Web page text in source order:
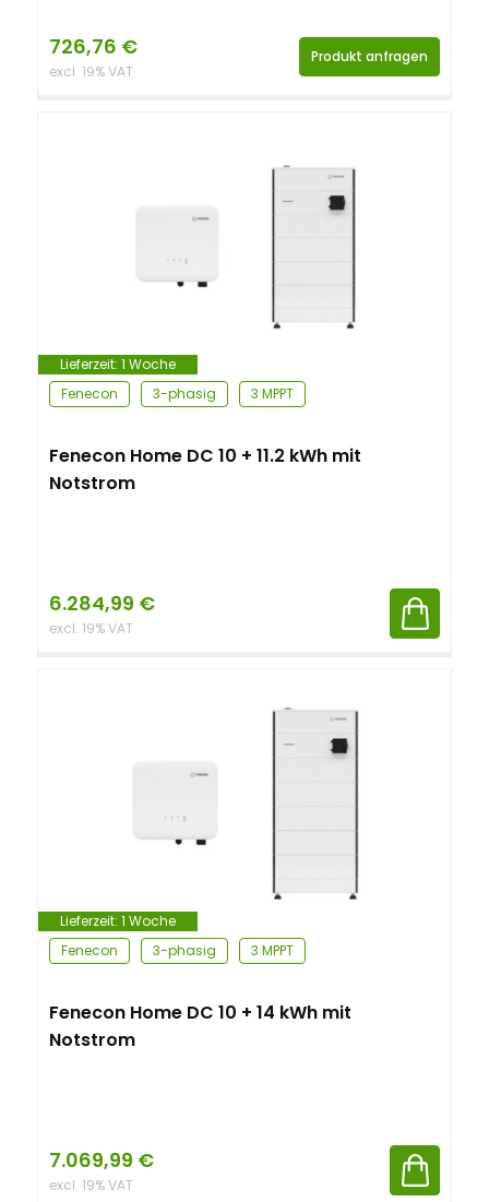
726,76 €
excl. 19% VAT
Produkt anfragen
Lieferzeit: 1 Woche
Fenecon
3-phasig 3 MPPT
Fenecon Home DC 10 + 11.2 kWh mit
Notstrom
6.284,99 €
excl. 19% VAT
Lieferzeit: 1 Woche
Fenecon
3-phasig 3 MPPT
Fenecon Home DC 10 + 14 kWh mit
Notstrom
7.069,99 €
excl. 19% VAT